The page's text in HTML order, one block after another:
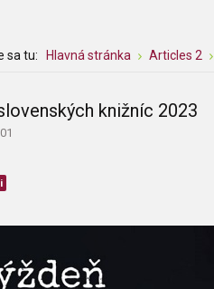
sa tu: Hlavná stránka Articles 2
knižníc 2023